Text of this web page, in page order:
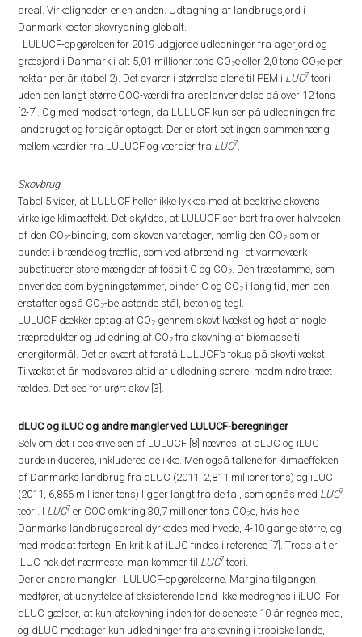
areal. Virkeligheden er en anden. Udtagning af landbrugsjord i
Danmark koster skovrydning globalt.
I LULUCF-opgørelsen for 2019 udgjorde udledninger fra agerjord og
græsjord i Danmark i alt 5,01 millioner tons CO2e eller 2,0 tons CO2e per
hektar per år (tabel 2). Det svarer i størrelse alene til PEM i LUC7teori
uden den langt større COC-værdi fra arealanvendelse på over 12 tons
[2-7]. Og med modsat fortegn, da LULUCF kun ser på udledningen fra
landbruget og forbigår optaget. Der er stort set ingen sammenhæng
mellem værdier fra LULUCF og værdier fra LUC7.
Skovbrug
Tabel 5 viser, at LULUCF heller ikke lykkes med at beskrive skovens
virkelige klimaeffekt. Det skyldes, at LULUCF ser bort fra over halvdelen
af den CO2-binding, som skoven varetager, nemlig den CO2 som er
bundet i brænde og træflis, som ved afbrænding i et varmeværk
substituerer store mængder af fossilt C og CO2. Den træstamme, som
anvendes som bygningstømmer, binder C og CO2 i lang tid, men den
erstatter også CO2-belastende stål, beton og tegl.
LULUCF dækker optag af CO2 gennem skovtilvækst og høst af nogle
træprodukter og udledning af CO2 fra skovning af biomasse til
energiformål. Det er svært at forstå LULUCF’s fokus på skovtilvækst.
Tilvækst et år modsvares altid af udledning senere, medmindre træet
fældes. Det ses for urørt skov [3].
dLUC og iLUC og andre mangler ved LULUCF-beregninger
Selv om det i beskrivelsen af LULUCF [8] nævnes, at dLUC og iLUC
burde inkluderes, inkluderes de ikke. Men også tallene for klimaeffekten
af Danmarks landbrug fra dLUC (2011, 2,811 millioner tons) og iLUC
(2011, 6,856 millioner tons) ligger langt fra de tal, som opnås med LUC7
teori. I LUC7 er COC omkring 30,7 millioner tons CO2e, hvis hele
Danmarks landbrugsareal dyrkedes med hvede, 4-10 gange større, og
med modsat fortegn. En kritik af iLUC findes i reference [7]. Trods alt er
iLUC nok det nærmeste, man kommer til LUC7teori.
Der er andre mangler i LULUCF-opgørelserne. Marginaltilgangen
medfører, at udnyttelse af eksisterende land ikke medregnes i iLUC. For
dLUC gælder, at kun afskovning inden for de seneste 10 år regnes med,
og dLUC medtager kun udledninger fra afskovning i tropiske lande,